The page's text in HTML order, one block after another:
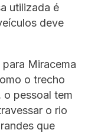
utilizada é
deve
para Miracema
o trecho
o pessoal tem
o rio
que